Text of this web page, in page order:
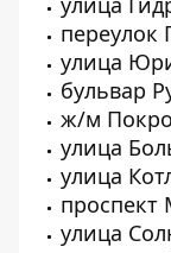
переулок
улица
бульвар
ж/м
улица
улица
проспект
улица